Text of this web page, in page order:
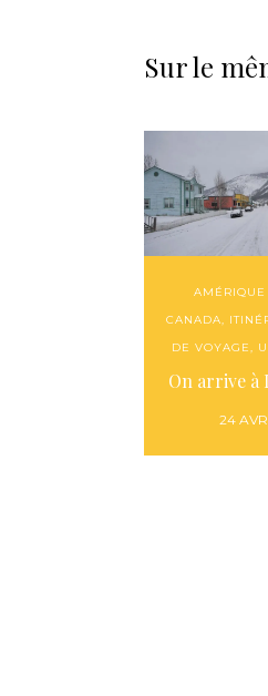
Sur le
CANADA,
DE VOYAGE,
On arrive à
24